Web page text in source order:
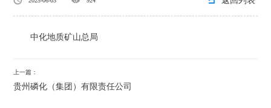
中化地质矿山总局
上一篇：
贵州磷化（集团）有限责任公司